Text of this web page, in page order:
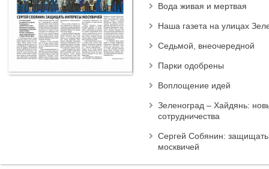
Вода живая и мертвая
Наша газета на улицах
Седьмой, внеочередной
Парки одобрены
Воплощение идей
Зеленоград – Хайдянь:
сотрудничества
Сергей Собянин:
москвичей